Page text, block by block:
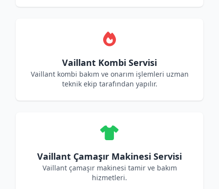
Vaillant Kombi Servisi
Vaillant kombi bakım ve onarım işlemleri uzman
teknik ekip tarafından yapılır.
Vaillant Çamaşır Makinesi Servisi
Vaillant çamaşır makinesi tamir ve bakım
hizmetleri.